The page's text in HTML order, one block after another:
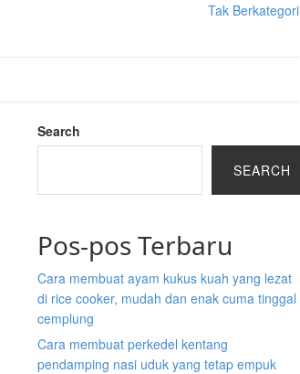
Tak Berkategori
Search
SEARCH
Pos-pos Terbaru
Cara membuat ayam kukus kuah yang lezat
di rice cooker, mudah dan enak cuma tinggal
cemplung
Cara membuat perkedel kentang
pendamping nasi uduk yang tetap empuk